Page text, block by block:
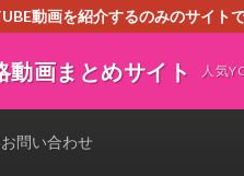
動画を紹介するのみのサイ
動画まとめサイト 人気
お問い合わせ